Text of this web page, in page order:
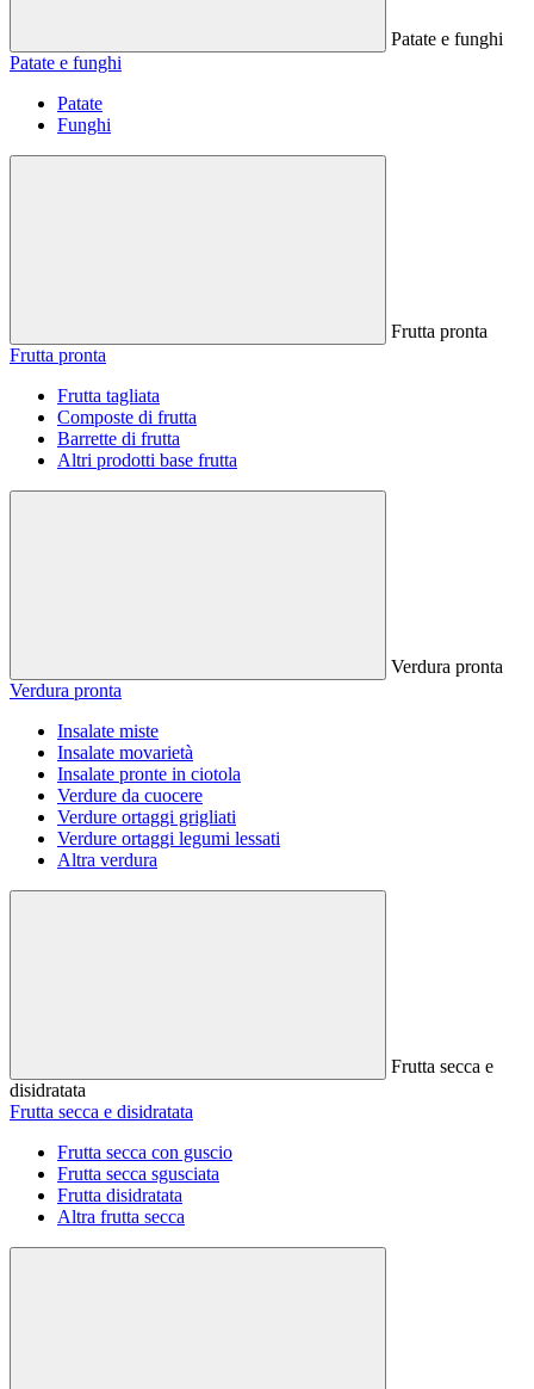
Patate e funghi
Patate e funghi
Patate
Funghi
Frutta pronta
Frutta pronta
Frutta tagliata
Composte di frutta
Barrette di frutta
Altri prodotti base frutta
Verdura pronta
Verdura pronta
Insalate miste
Insalate movarietà
Insalate pronte in ciotola
Verdure da cuocere
Verdure ortaggi grigliati
Verdure ortaggi legumi lessati
Altra verdura
Frutta secca e
disidratata
Frutta secca e disidratata
Frutta secca con guscio
Frutta secca sgusciata
Frutta disidratata
Altra frutta secca